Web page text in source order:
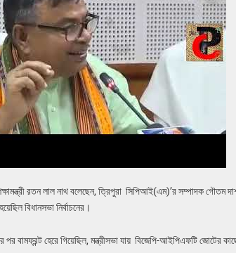
রতন লাল নাথ বলেছেন, ত্রিপুরা সিপিআই(এম)’র সম্পাদক গৌতম
বিধানসভা নির্বাচনের।
পর বামফ্রন্ট হেরে গিয়েছিল, মন্ত্রীসভা যায় বিজেপি-আইপিএফটি জোটের